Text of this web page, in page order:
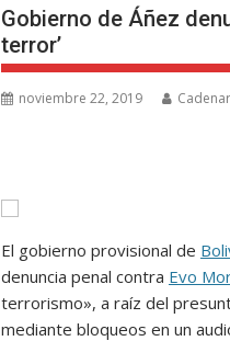
Gobierno de Áñez
terror’
noviembre 22, 2019
El gobierno provisional de
denuncia penal contra Evo
terrorismo», a raíz del
mediante bloqueos en un